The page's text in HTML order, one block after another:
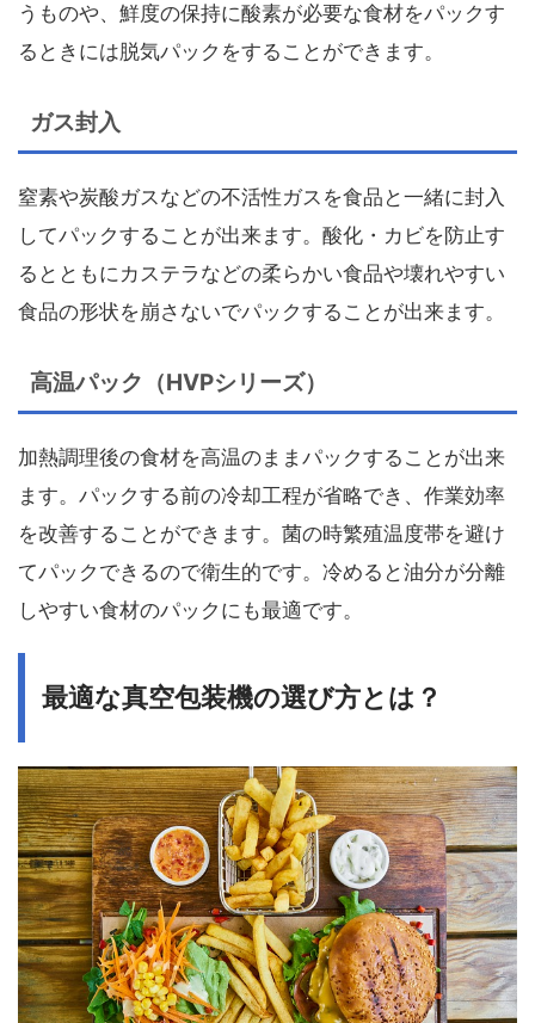
うものや、鮮度の保持に酸素が必要な食材をパックす
るときには脱気パックをすることができます。
ガス封入
窒素や炭酸ガスなどの不活性ガスを食品と一緒に封入
してパックすることが出来ます。酸化・カビを防止す
るとともにカステラなどの柔らかい食品や壊れやすい
食品の形状を崩さないでパックすることが出来ます。
高温パック（HVPシリーズ）
加熱調理後の食材を高温のままパックすることが出来
ます。パックする前の冷却工程が省略でき、作業効率
を改善することができます。菌の時繁殖温度帯を避け
てパックできるので衛生的です。冷めると油分が分離
しやすい食材のパックにも最適です。
最適な真空包装機の選び方とは？